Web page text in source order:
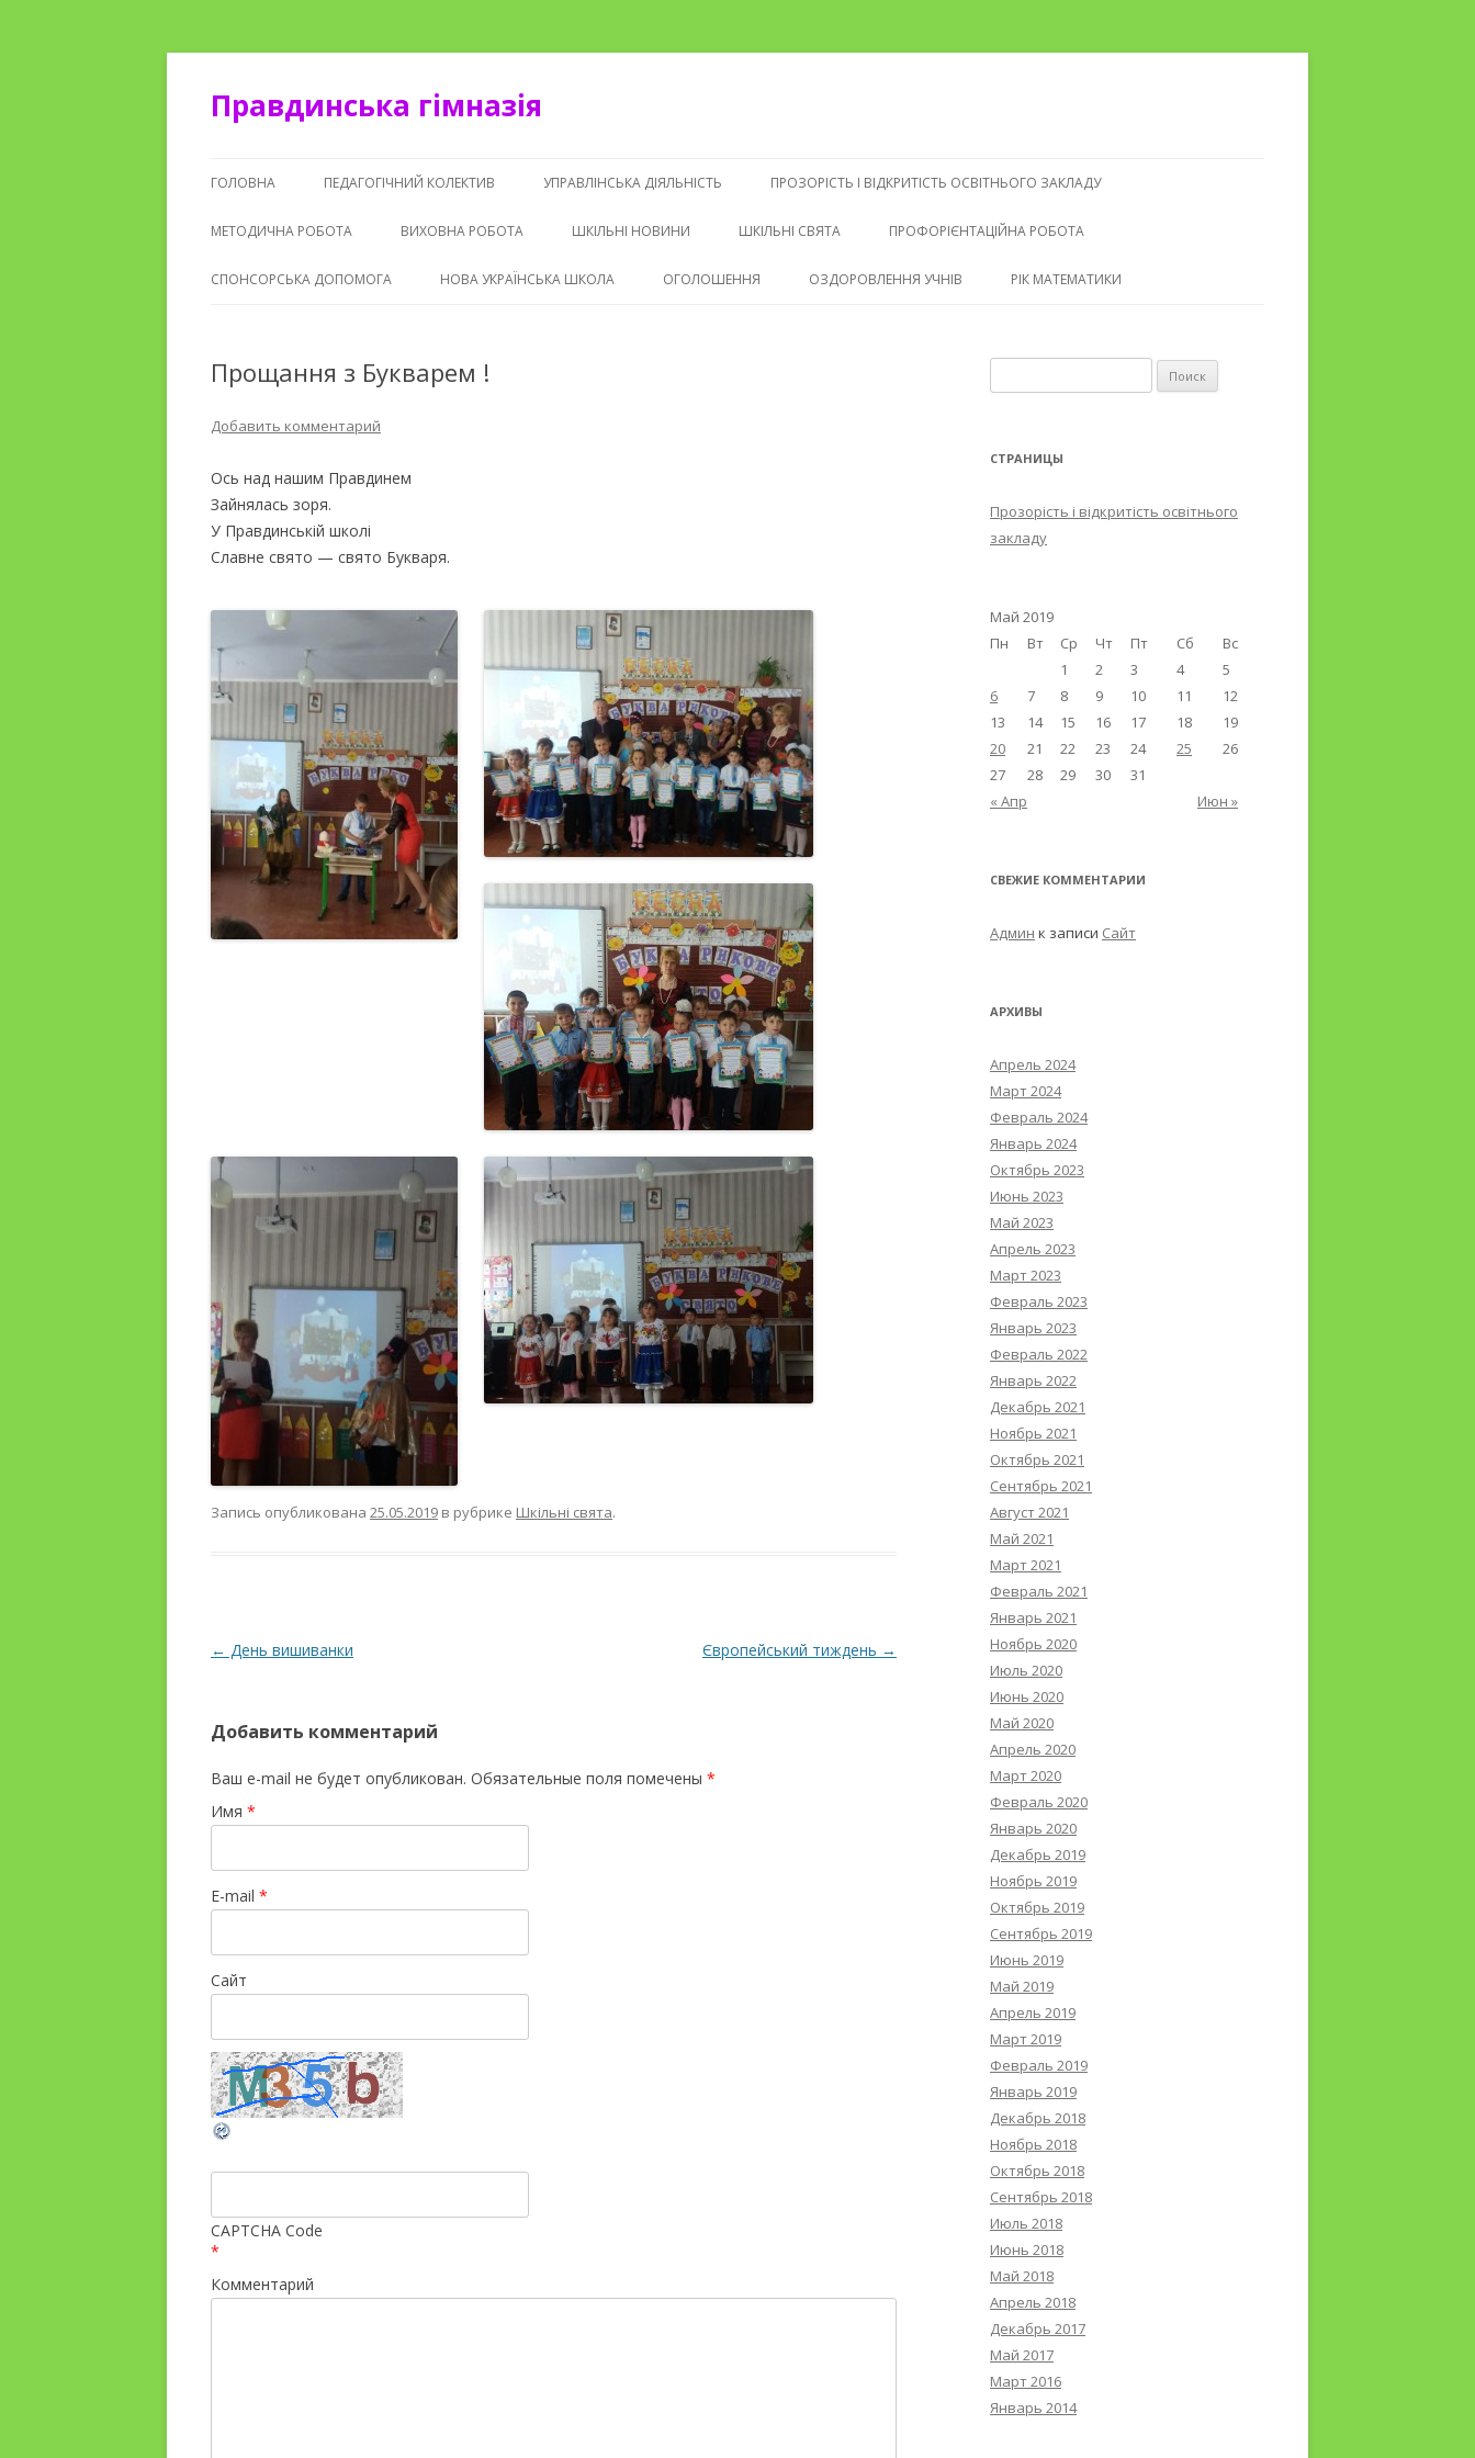
Правдинська гімназія
ГОЛОВНА ПЕДАГОГІЧНИЙ КОЛЕКТИВ УПРАВЛІНСЬКА ДІЯЛЬНІСТЬ ПРОЗОРІСТЬ І ВІДКРИТІСТЬ ОСВІТНЬОГО ЗАКЛАДУ
МЕТОДИЧНА РОБОТА ВИХОВНА РОБОТА ШКІЛЬНІ НОВИНИ ШКІЛЬНІ СВЯТА ПРОФОРІЄНТАЦІЙНА РОБОТА
СПОНСОРСЬКА ДОПОМОГА НОВА УКРАЇНСЬКА ШКОЛА ОГОЛОШЕННЯ ОЗДОРОВЛЕННЯ УЧНІВ РІК МАТЕМАТИКИ
Прощання з Букварем !
Добавить комментарий
Ось над нашим Правдинем
Зайнялась зоря.
У Правдинській школі
Славне свято — свято Букваря.
Запись опубликована 25.05.2019 в рубрике Шкільні свята.
Навигация по записям
← День вишиванки Європейський тиждень →
Добавить комментарий
Ваш e-mail не будет опубликован. Обязательные поля помечены *
Имя *
E-mail *
Сайт
CAPTCHA Code
*
Комментарий
СТРАНИЦЫ
Прозорість і відкритість освітнього
закладу
Май 2019
Пн
Вт Ср Чт Пт Сб Вс
« Апр Июн »
1 2 3 4
5
6
7 8 9 10 11
12
13
14 15 16 17 18
19
20
21 22 23 24 25
26
27
28 29 30 31
СВЕЖИЕ КОММЕНТАРИИ
Админ к записи Сайт
АРХИВЫ
Апрель 2024
Март 2024
Февраль 2024
Январь 2024
Октябрь 2023
Июнь 2023
Май 2023
Апрель 2023
Март 2023
Февраль 2023
Январь 2023
Февраль 2022
Январь 2022
Декабрь 2021
Ноябрь 2021
Октябрь 2021
Сентябрь 2021
Август 2021
Май 2021
Март 2021
Февраль 2021
Январь 2021
Ноябрь 2020
Июль 2020
Июнь 2020
Май 2020
Апрель 2020
Март 2020
Февраль 2020
Январь 2020
Декабрь 2019
Ноябрь 2019
Октябрь 2019
Сентябрь 2019
Июнь 2019
Май 2019
Апрель 2019
Март 2019
Февраль 2019
Январь 2019
Декабрь 2018
Ноябрь 2018
Октябрь 2018
Сентябрь 2018
Июль 2018
Июнь 2018
Май 2018
Апрель 2018
Декабрь 2017
Май 2017
Март 2016
Январь 2014